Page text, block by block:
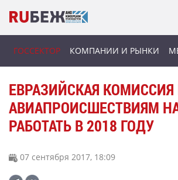
ГОССЕКТОР КОМПАНИИ И РЫНКИ
ЕВРАЗИЙСКАЯ КОМИССИЯ
АВИАПРОИСШЕСТВИЯМ
РАБОТАТЬ В 2018 ГОДУ
07 сентября 2017, 18:09